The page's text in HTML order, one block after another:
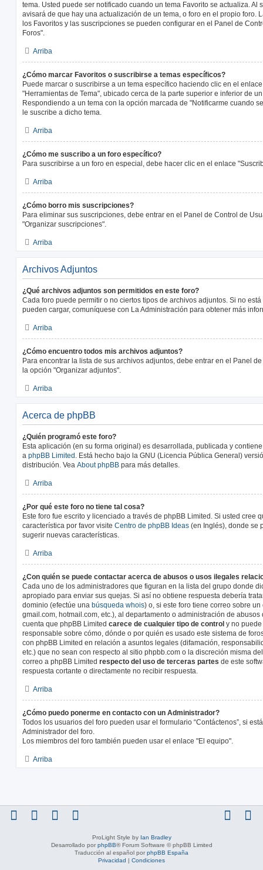
tema. Usted puede ser notificado cuando un tema Favorito se actualiza. Al
avisará de que hay una actualización de un tema, o foro en el propio foro.
los Favoritos y las suscripciones se pueden configurar en el Panel de
Foros".
Arriba
¿Cómo marcar Favoritos o suscribirse a temas específicos?
Puede marcar o suscribirse a un tema específico haciendo clic en el
"Herramientas de Tema", ubicado cerca de la parte superior e inferior de
Respondiendo a un tema con la opción marcada de "Notificarme cuando
le suscribe a dicho tema.
Arriba
¿Cómo me suscribo a un foro específico?
Para suscribirse a un foro en especial, debe hacer clic en el enlace
Arriba
¿Cómo borro mis suscripciones?
Para eliminar sus suscripciones, debe entrar en el Panel de Control de
"Organizar suscripciones".
Arriba
Archivos Adjuntos
¿Qué archivos adjuntos son permitidos en este foro?
Cada foro puede permitir o no ciertos tipos de archivos adjuntos. Si no
pueden cargar, comuníquese con La Administración para obtener más
Arriba
¿Cómo encuentro todos mis archivos adjuntos?
Para encontrar la lista de sus archivos adjuntos, debe entrar en el Panel
la opción "Organizar adjuntos".
Arriba
Acerca de phpBB
¿Quién programó este foro?
Esta aplicación (en su forma original) es desarrollada, publicada y
a phpBB Limited . Está hecho bajo la GNU (Licencia Pública General)
distribución. Vea About phpBB para más detalles.
Arriba
¿Por qué este foro no tiene tal cosa?
Este foro fue escrito y licenciado a través de phpBB Limited. Si usted cree
característica por favor visite Centro de phpBB Ideas (en Inglés), donde se
sugerir nuevas características.
Arriba
¿Con quién se puede contactar acerca de abusos o usos ilegales
Cada uno de los administradores que figuran en la lista del grupo donde
apropiado para enviar sus quejas. Si así no obtiene respuesta debería
dominio (efectúe una búsqueda whois) o, si este foro tiene correo sobre
gmail.com, hotmail.com, etc.), al departamento o administración de
cuenta que phpBB Limited carece de cualquier tipo de control y no
responsable sobre cómo, dónde o por quién es usado este sistema de
con phpBB Limited en relación a asuntos legales (difamación,
etc.) que no sean con respecto al sitio phpbb.com o la discreción misma
correo a phpBB Limited respecto del uso de terceras partes de este
respuesta cortante o directamente no recibir respuesta.
Arriba
¿Cómo puedo ponerme en contacto con un Administrador?
Todos los usuarios del foro pueden usar el formulario “Contáctenos”, si
Administrador del foro.
Los miembros del foro también pueden usar el enlace "El equipo".
Arriba
ProLight Style by Ian Bradley
Desarrollado por phpBB® Forum Software © phpBB Limited
Traducción al español por phpBB España
Privacidad | Condiciones